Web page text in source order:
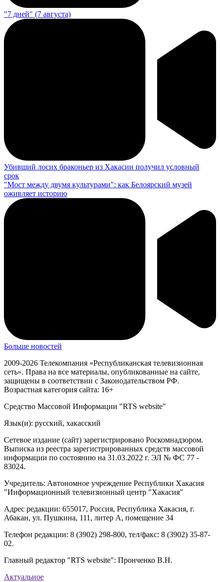
"7 дней" (7 августа)
Убивший лосих браконьер из Хакасии получил условный
срок
"Мост между двумя культурами": как Белоярский музей
оживляет историю
Больше новостей
2009-2026 Телекомпания «Республиканская телевизионная
сеть». Права на все материалы, опубликованные на сайте,
защищены в соответствии с Законодательством РФ.
Возрастная категория сайта: 16+
Средство Массовой Информации "RTS website"
Язык(и): русский, хакасский
Сетевое издание (сайт) зарегистрировано Роскомнадзором.
Выписка из реестра зарегистрированных средств массовой
информации по состоянию на 31.03.2022 г. ЭЛ № ФС 77 -
83024.
Учредитель: Автономное учреждение Республики Хакасия
"Информационный телевизионный центр "Хакасия"
Адрес редакции: 655017, Россия, Республика Хакасия, г.
Абакан, ул. Пушкина, 111, литер А, помещение 34
Телефон редакции: 8 (3902) 298-800, тел/факс: 8 (3902) 35-87-
02.
Главный редактор "RTS website": Пронченко В.Н.
Актуальное